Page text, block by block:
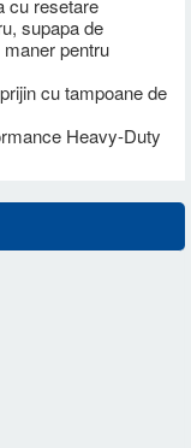
cu resetare
supapa de
pentru
cu tampoane de
Heavy-Duty